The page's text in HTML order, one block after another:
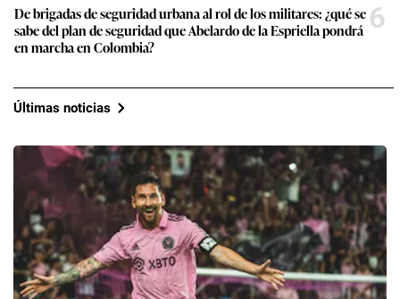
De brigadas de seguridad urbana al rol de los militares: ¿qué se
sabe del plan de seguridad que Abelardo de la Espriella pondrá
en marcha en Colombia?
6
Últimas noticias